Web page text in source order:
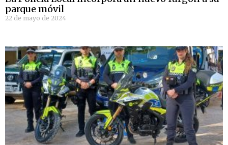
parque móvil
22 de mayo de 2024